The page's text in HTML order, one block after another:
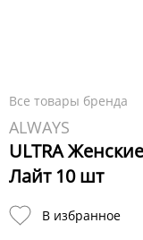
Все товары бренда
ALWAYS
ULTRA
Лайт 10 шт
В избранное